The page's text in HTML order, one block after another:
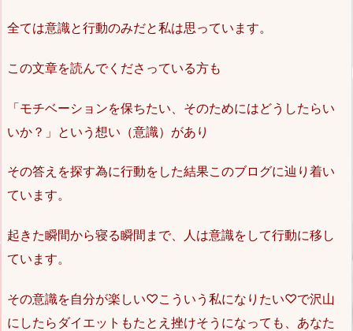
全ては意識と行動のみだと私は思っています。
この文章を読んでくださっている方も
「モチベーションを保ちたい、そのためにはどうしたらい
いか？」という想い（意識）があり
その答えを探す為に行動をした結果このブログに辿り着い
ています。
起きた瞬間から寝る瞬間まで、人は意識をして行動に移し
ています。
その意識を自分が楽しい♡こういう私になりたい♡で沢山
にしたらダイエットもたとえ挫けそうになっても、あなた